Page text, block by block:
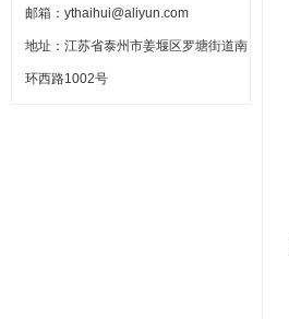
邮箱：ythaihui@aliyun.com
地址：江苏省泰州市姜堰区罗塘街道南
环西路1002号